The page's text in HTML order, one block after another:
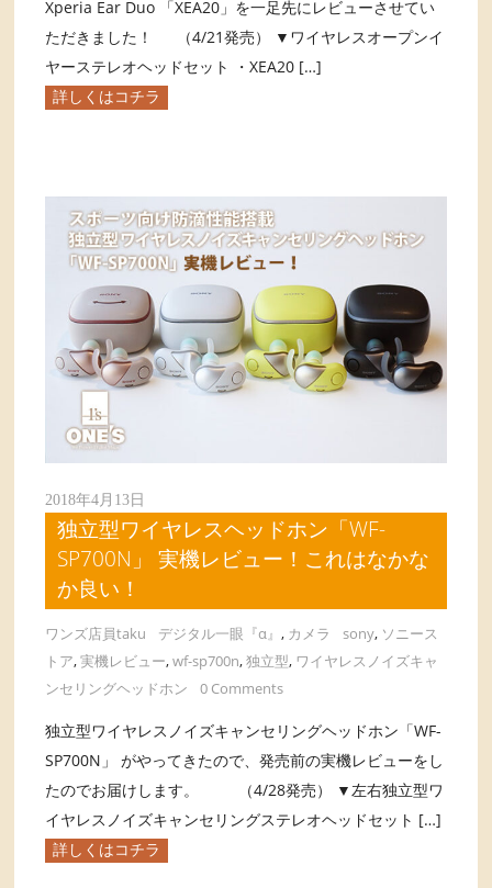
Xperia Ear Duo 「XEA20」を一足先にレビューさせてい
ただきました！ （4/21発売） ▼ワイヤレスオープンイ
ヤーステレオヘッドセット ・XEA20 […]
詳しくはコチラ
2018年4月13日
独立型ワイヤレスヘッドホン「WF-
SP700N」 実機レビュー！これはなかな
か良い！
ワンズ店員taku デジタル一眼『α』, カメラ sony, ソニース
トア,実機レビュー,wf-sp700n,独立型, ワイヤレスノイズキャ
ンセリングヘッドホン
0 Comments
独立型ワイヤレスノイズキャンセリングヘッドホン「WF-
SP700N」 がやってきたので、発売前の実機レビューをし
たのでお届けします。 （4/28発売） ▼左右独立型ワ
イヤレスノイズキャンセリングステレオヘッドセット […]
詳しくはコチラ